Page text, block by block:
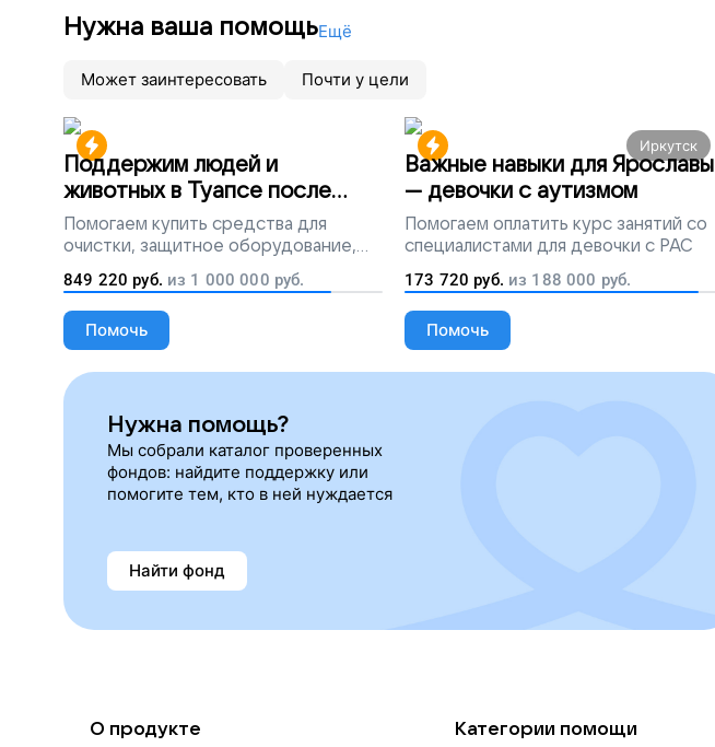
Нужна ваша помощьЕщё
Может заинтересовать Почти у цели
Поддержим людей и
животных в Туапсе после
разлива мазута
Помогаем купить средства для
очистки, защитное оборудование,
лекарства, корм и предметы первой
необходимости
849 220 руб. из 1 000 000 руб.
Помочь
Иркутск
Важные навыки для Ярославы
— девочки с аутизмом
Помогаем оплатить курс занятий со
специалистами для девочки с РАС
173 720 руб. из 188 000 руб.
Помочь
Нужна помощь?
Мы собрали каталог проверенных
фондов: найдите поддержку или
помогите тем, кто в ней нуждается
Найти фонд
О продукте Категории помощи